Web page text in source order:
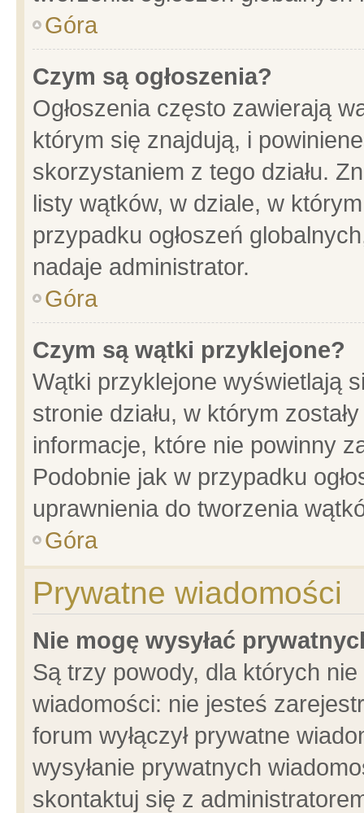
Góra
Czym są ogłoszenia?
Ogłoszenia często zawierają
którym się znajdują, i
skorzystaniem z tego działu.
listy wątków, w dziale, w
przypadku ogłoszeń
nadaje administrator.
Góra
Czym są wątki przyklejone?
Wątki przyklejone wyświetlają
stronie działu, w którym
informacje, które nie powinny
Podobnie jak w przypadku
uprawnienia do tworzenia
Góra
Prywatne wiadomości
Nie mogę wysyłać
Są trzy powody, dla których
wiadomości: nie jesteś
forum wyłączył prywatne
wysyłanie prywatnych
skontaktuj się z